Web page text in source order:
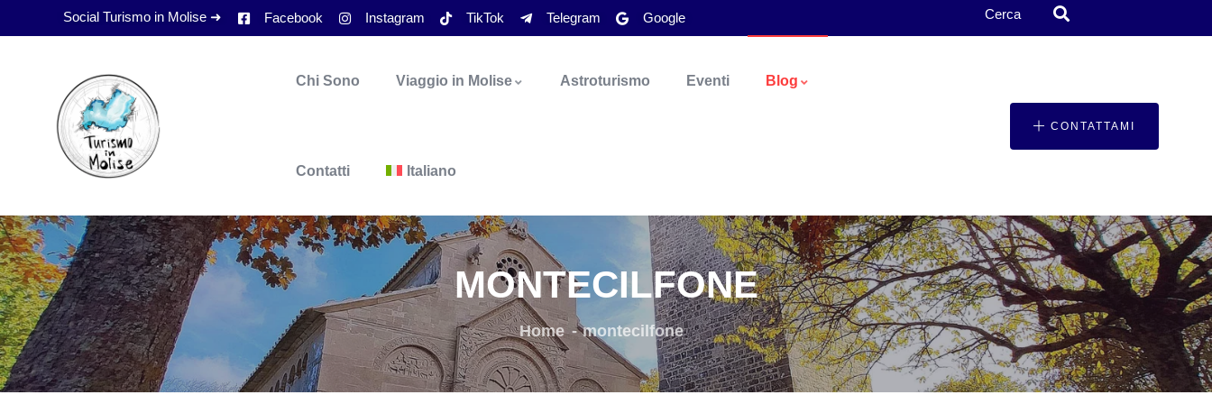
Social Turismo in Molise ➜ Facebook Instagram TikTok Telegram Google Cerca
Chi Sono Viaggio in Molise Astroturismo Eventi Blog
Contatti Italiano
CONTATTAMI
MONTECILFONE
Home montecilfone